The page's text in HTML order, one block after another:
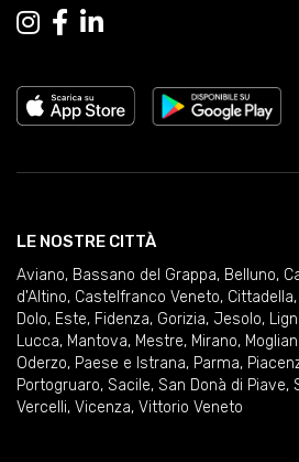
LE NOSTRE CITTÀ
Aviano, Bassano del Grappa, Belluno,
d'Altino, Castelfranco Veneto, Cittadella,
Dolo, Este, Fidenza, Gorizia, Jesolo,
Lucca, Mantova, Mestre, Mirano,
Oderzo, Paese e Istrana, Parma,
Portogruaro, Sacile, San Donà di Piave,
Vercelli, Vicenza, Vittorio Veneto